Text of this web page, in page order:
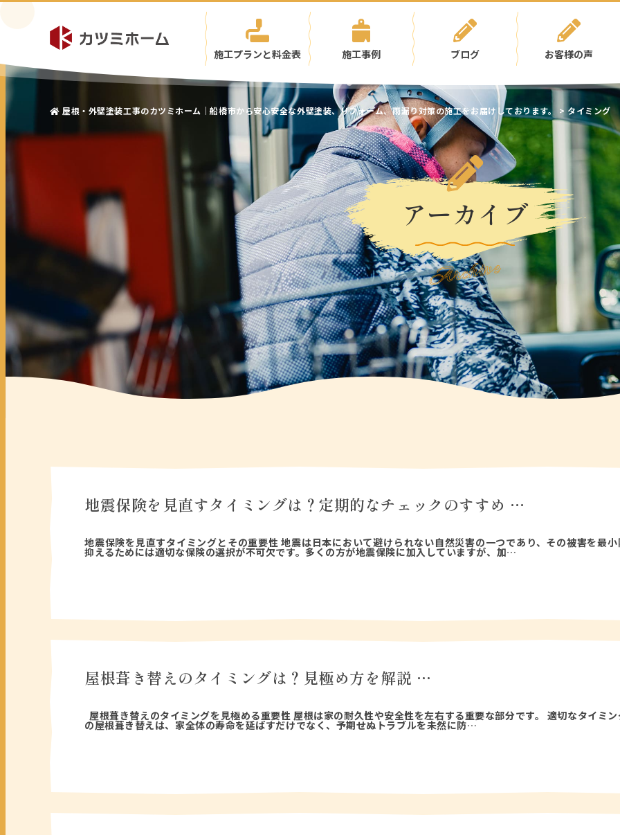
施工プランと料金表 施工事例 ブログ お客様の声
屋根・外壁塗装工事のカツミホーム｜船橋市から安心安全な外壁塗装、リフォーム、雨漏り対策の施工をお届けしております。 > タイミング
アーカイブ
Archive
地震保険を見直すタイミングは？定期的なチェックのすすめ …
地震保険を見直すタイミングとその重要性 地震は日本において避けられない自然災害の一つであり、その被害を最
抑えるためには適切な保険の選択が不可欠です。多くの方が地震保険に加入していますが、加…
屋根葺き替えのタイミングは？見極め方を解説 …
屋根葺き替えのタイミングを見極める重要性 屋根は家の耐久性や安全性を左右する重要な部分です。 適切なタイミ
の屋根葺き替えは、家全体の寿命を延ばすだけでなく、予期せぬトラブルを未然に防…